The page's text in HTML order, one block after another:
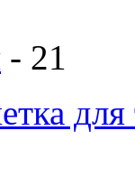
- 21
для